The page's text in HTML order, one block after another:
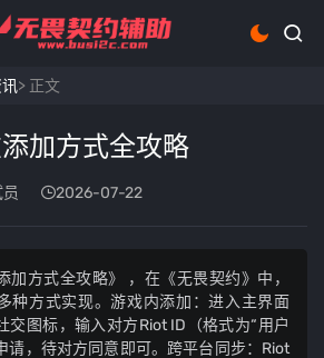
> 正文
加方式全攻略
2026-07-22
加方式全攻略》 ，在《无畏契约》中，
种方式实现。游戏内添加：进入主界面
交图标，输入对方Riot ID（格式为“用户
请，待对方同意即可。跨平台同步：Riot